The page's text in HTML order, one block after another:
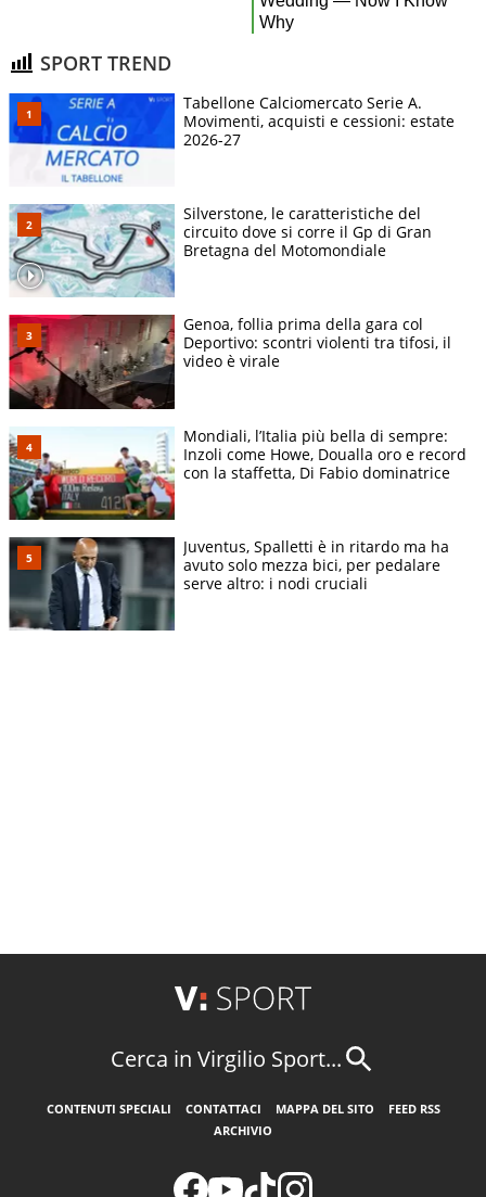
SPORT TREND
Tabellone Calciomercato Serie A.
Movimenti, acquisti e cessioni: estate
2026-27
Silverstone, le caratteristiche del
circuito dove si corre il Gp di Gran
Bretagna del Motomondiale
Genoa, follia prima della gara col
Deportivo: scontri violenti tra tifosi, il
video è virale
Mondiali, l’Italia più bella di sempre:
Inzoli come Howe, Doualla oro e record
con la staffetta, Di Fabio dominatrice
Juventus, Spalletti è in ritardo ma ha
avuto solo mezza bici, per pedalare
serve altro: i nodi cruciali
Cerca in Virgilio Sport...
CONTENUTI SPECIALI CONTATTACI MAPPA DEL SITO
FEED RSS
ARCHIVIO